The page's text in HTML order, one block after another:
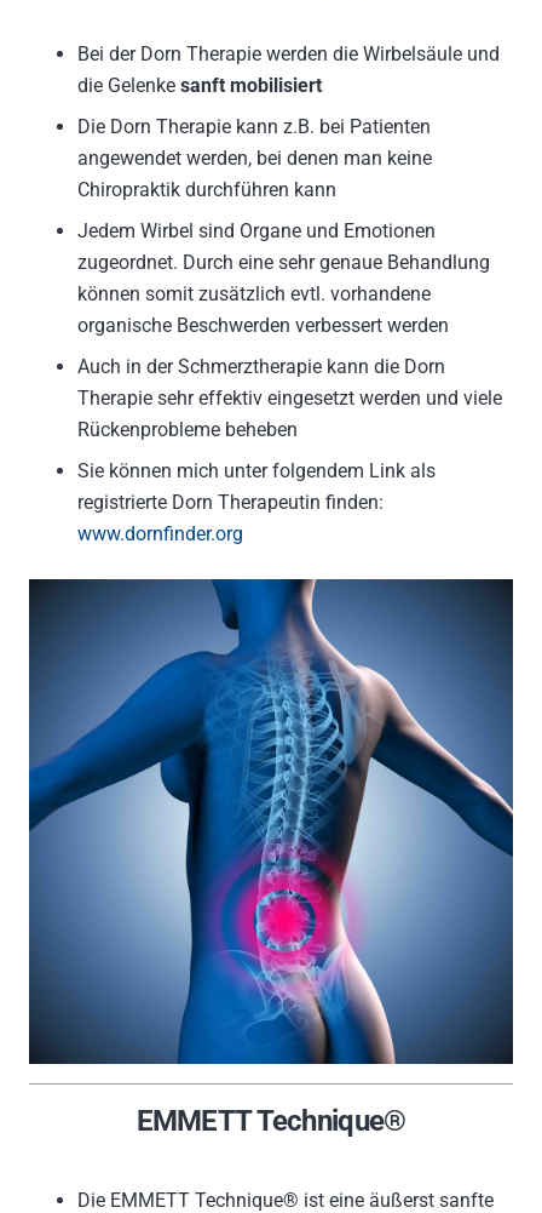
Bei der Dorn Therapie werden die Wirbelsäule und
die Gelenke sanft mobilisiert
Die Dorn Therapie kann z.B. bei Patienten
angewendet werden, bei denen man keine
Chiropraktik durchführen kann
Jedem Wirbel sind Organe und Emotionen
zugeordnet. Durch eine sehr genaue Behandlung
können somit zusätzlich evtl. vorhandene
organische Beschwerden verbessert werden
Auch in der Schmerztherapie kann die Dorn
Therapie sehr effektiv eingesetzt werden und viele
Rückenprobleme beheben
Sie können mich unter folgendem Link als
registrierte Dorn Therapeutin finden:
www.dornfinder.org
EMMETT Technique®
Die EMMETT Technique® ist eine äußerst sanfte